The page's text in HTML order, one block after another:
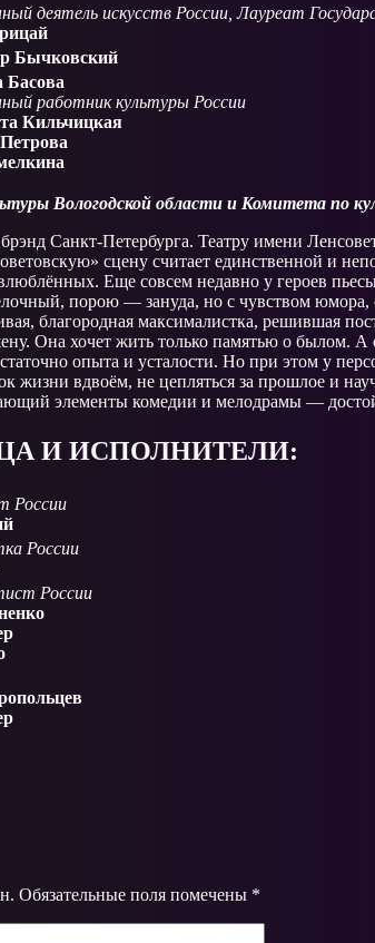
деятель искусств России, Лауреат
Бычковский
работник культуры России
Кильчицкая
Вологодской области и Комитета по
Санкт-Петербурга. Театру имени
сцену считает единственной и
Еще совсем недавно у героев
порою — зануда, но с чувством
благородная максималистка, решившая
Она хочет жить только памятью о былом.
опыта и усталости. Но при этом у
жизни вдвоём, не цепляться за прошлое и
элементы комедии и мелодрамы —
И ИСПОЛНИТЕЛИ:
России
России
России
Обязательные поля помечены *